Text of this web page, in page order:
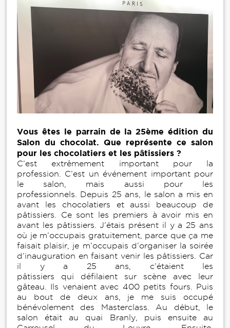
Vous êtes le parrain de la 25ème édition du
Salon du chocolat. Que représente ce salon
pour les chocolatiers et les pâtissiers ?
C’est extrêmement important pour la
profession. C’est un événement important pour
le salon, mais aussi pour les
professionnels. Depuis 25 ans, le salon a mis en
avant les chocolatiers et aussi beaucoup de
pâtissiers. Ce sont les premiers à avoir mis en
avant les pâtissiers. J’étais présent il y a 25 ans
où je m’occupais gratuitement, parce que ça me
faisait plaisir, je m’occupais d’organiser la soirée
d’inauguration en faisant venir les pâtissiers. Car
il y a 25 ans, c’étaient les
pâtissiers qui défilaient sur scène avec leur
gâteau. Ils venaient avec 400 petits fours. Puis
au bout de deux ans, je me suis occupé
bénévolement des Masterclass. Au début, le
salon était au quai Branly, puis ensuite au